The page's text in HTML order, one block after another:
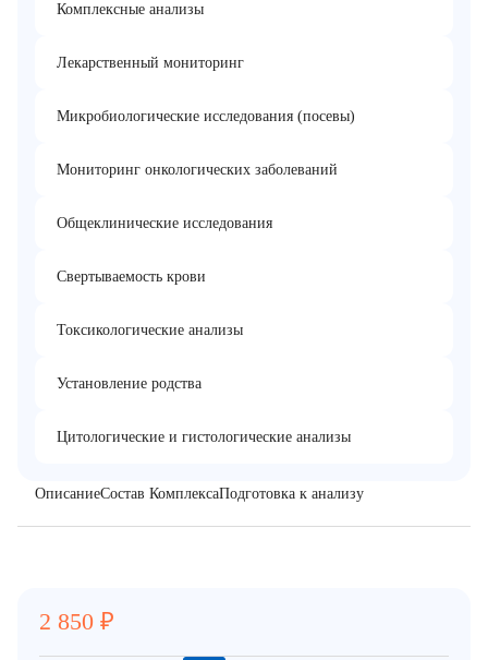
Комплексные анализы
Лекарственный мониторинг
Микробиологические исследования (посевы)
Мониторинг онкологических заболеваний
Общеклинические исследования
Свертываемость крови
Токсикологические анализы
Установление родства
Цитологические и гистологические анализы
ОписаниеСостав КомплексаПодготовка к анализу
2 850 ₽